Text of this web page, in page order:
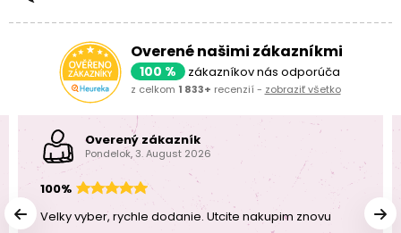
Overené našimi zákazníkmi
100 % zákazníkov nás odporúča
z celkom 1 833+ recenzií - zobraziť všetko
Overený zákazník
Pondelok, 3. August 2026
100%
Velky vyber, rychle dodanie. Utcite nakupim znovu